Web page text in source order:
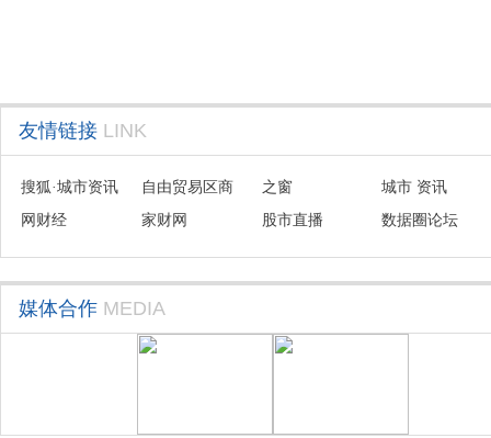
友情链接 LINK
搜狐·城市资讯
自由贸易区商
会联盟
之窗
城市 资讯
网财经
家财网 股市直播 数据圈论坛
媒体合作 MEDIA